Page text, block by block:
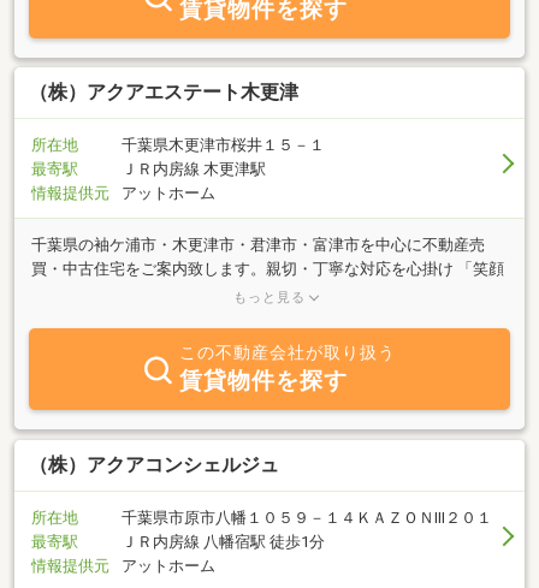
賃貸物件を探す
（株）アクアエステート木更津
所在地
千葉県木更津市桜井１５－１
最寄駅
ＪＲ内房線 木更津駅
情報提供元
アットホーム
千葉県の袖ケ浦市・木更津市・君津市・富津市を中心に不動産売
買・中古住宅をご案内致します。親切・丁寧な対応を心掛け 「笑顔
と真心の橋渡し」。迅速な買取対応！査定は当然無料！房総の不動
の売買不動産を多数ご用意して、お客様をお待ちしております！
もっと見る
この不動産会社が取り扱う
賃貸物件を探す
（株）アクアコンシェルジュ
所在地
千葉県市原市八幡１０５９－１４ＫＡＺＯＮⅢ２０１
最寄駅
ＪＲ内房線 八幡宿駅 徒歩1分
情報提供元
アットホーム